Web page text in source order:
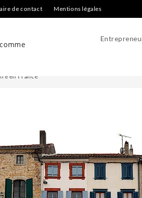
de contact Mentions légales
en France